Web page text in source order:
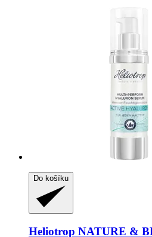
Do košíku
Heliotrop NATURE &